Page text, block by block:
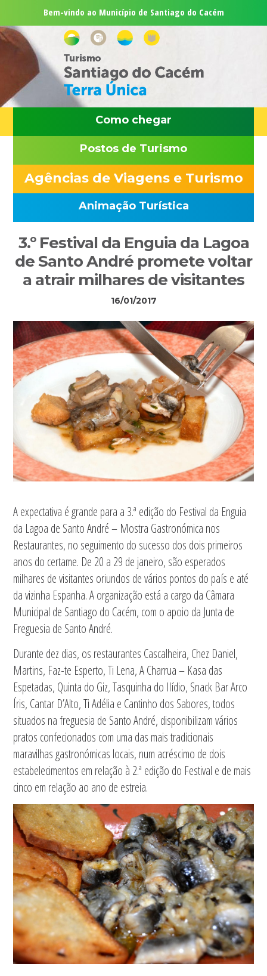
para
principal
to
main
para
lateral
principal
para
Bem-vindo ao Município de Santiago do Cacém
Como chegar
Postos de Turismo
Agências de Viagens e Turismo
Animação Turística
3.º Festival da Enguia da Lagoa
de Santo André promete voltar
a atrair milhares de visitantes
16/01/2017
A expectativa é grande para a 3.ª edição do Festival da Enguia
da Lagoa de Santo André – Mostra Gastronómica nos
Restaurantes, no seguimento do sucesso dos dois primeiros
anos do certame. De 20 a 29 de janeiro, são esperados
milhares de visitantes oriundos de vários pontos do país e até
da vizinha Espanha. A organização está a cargo da Câmara
Municipal de Santiago do Cacém, com o apoio da Junta de
Freguesia de Santo André.
Durante dez dias, os restaurantes Cascalheira, Chez Daniel,
Martins, Faz-te Esperto, Ti Lena, A Charrua – Kasa das
Espetadas, Quinta do Giz, Tasquinha do Ilídio, Snack Bar Arco
Íris, Cantar D’Alto, Ti Adélia e Cantinho dos Sabores, todos
situados na freguesia de Santo André, disponibilizam vários
pratos confecionados com uma das mais tradicionais
maravilhas gastronómicas locais, num acréscimo de dois
estabelecimentos em relação à 2.ª edição do Festival e de mais
cinco em relação ao ano de estreia.
Sidebar
primária